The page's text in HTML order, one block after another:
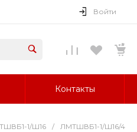
Войти
Контакты
1/Ш16 /
ЛМТШВБ1-1/Ш16/4